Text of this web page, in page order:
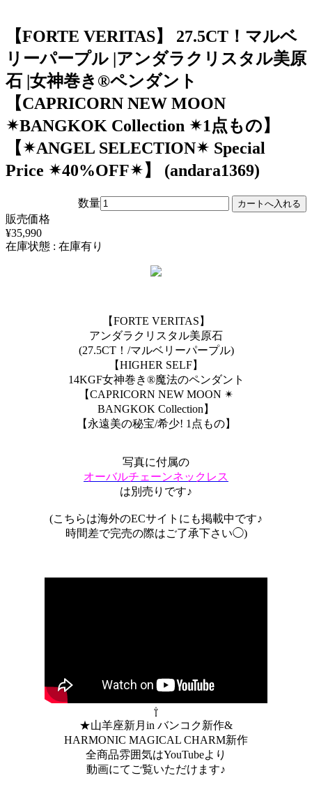
【FORTE VERITAS】 27.5CT！マルベ
リーパープル |アンダラクリスタル美原
石 |女神巻き®︎ペンダント︎
【CAPRICORN NEW MOON
✴︎BANGKOK Collection ✴︎1点もの】
【✴︎ANGEL SELECTION✴︎ Special
Price ✴︎40%OFF✴︎】 (andara1369)
数量
販売価格
¥35,990
在庫状態 : 在庫有り
【FORTE VERITAS】
アンダラクリスタル美原石
(27.5CT！/マルベリーパープル)
【HIGHER SELF】
14KGF女神巻き®︎魔法のペンダント
【CAPRICORN NEW MOON ✴︎
BANGKOK Collection】
【永遠美の秘宝/希少! 1点もの】
写真に付属の
オーバルチェーンネックレス
は別売りです♪
(こちらは海外のECサイトにも掲載中です♪
時間差で完売の際はご了承下さい◯)
⇧
★山羊座新月in バンコク新作&
HARMONIC MAGICAL CHARM新作
全商品雰囲気はYouTubeより
動画にてご覧いただけます♪